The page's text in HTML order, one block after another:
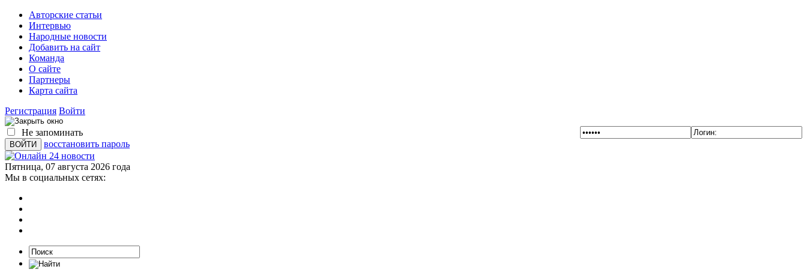
Авторские статьи
Интервью
Народные новости
Добавить на сайт
Команда
О сайте
Партнеры
Карта сайта
Регистрация Войти
Не запоминать
восстановить пароль
Пятница, 07 августа 2026 года
Мы в социальных сетях: